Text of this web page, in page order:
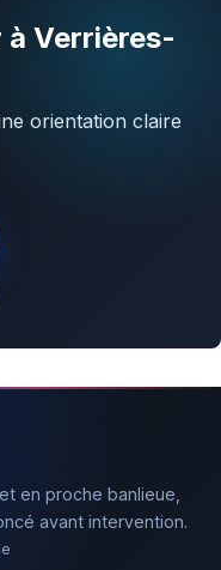
Verrières-
orientation claire
en proche banlieue,
avant intervention.